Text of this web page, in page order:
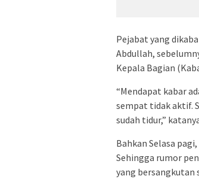
Pejabat yang
Abdullah,
Kepala Bagian
“Mendapat kabar
sempat tidak aktif.
sudah tidur,”
Bahkan Selasa
Sehingga rumor
yang bersangkutan